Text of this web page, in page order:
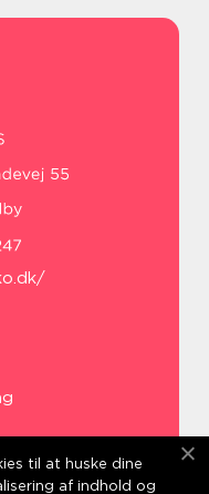
til at huske dine
af indhold og